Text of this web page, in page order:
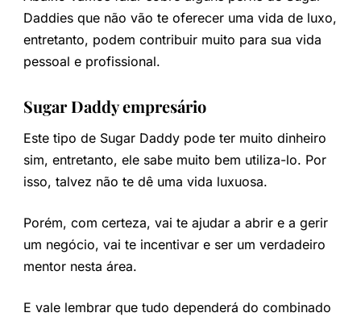
Daddies que não vão te oferecer uma vida de luxo,
entretanto, podem contribuir muito para sua vida
pessoal e profissional.
Sugar Daddy empresário
Este tipo de Sugar Daddy pode ter muito dinheiro
sim, entretanto, ele sabe muito bem utiliza-lo. Por
isso, talvez não te dê uma vida luxuosa.
Porém, com certeza, vai te ajudar a abrir e a gerir
um negócio, vai te incentivar e ser um verdadeiro
mentor nesta área.
E vale lembrar que tudo dependerá do combinado